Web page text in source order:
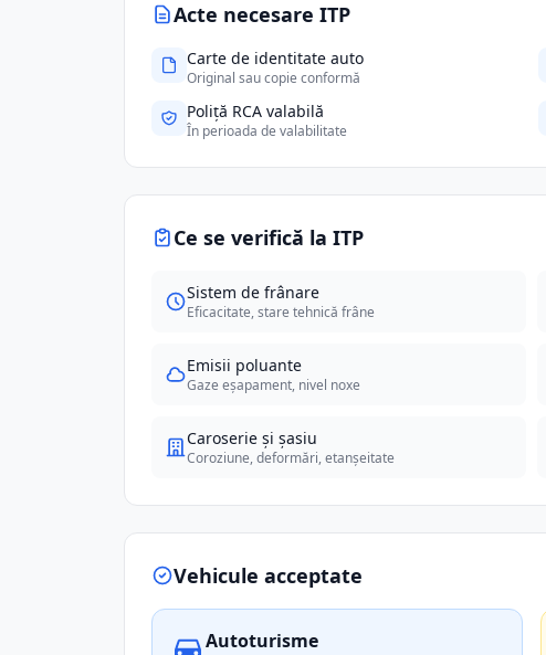
Acte necesare ITP
Carte de identitate auto
Original sau copie conformă
Poliță RCA valabilă
În perioada de valabilitate
Ce se verifică la ITP
Sistem de frânare
Eficacitate, stare tehnică frâne
Emisii poluante
Gaze eșapament, nivel noxe
Caroserie și șasiu
Coroziune, deformări, etanșeitate
Vehicule acceptate
Autoturisme